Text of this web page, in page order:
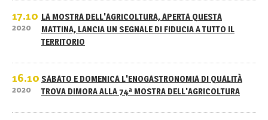
17.10
2020
LA MOSTRA DELL'AGRICOLTURA, APERTA QUESTA
MATTINA, LANCIA UN SEGNALE DI FIDUCIA A TUTTO IL
TERRITORIO
16.10
2020
SABATO E DOMENICA L'ENOGASTRONOMIA DI QUALITÀ
TROVA DIMORA ALLA 74ª MOSTRA DELL'AGRICOLTURA